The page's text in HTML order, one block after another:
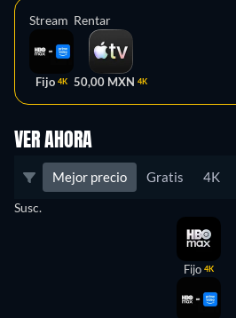
Stream
Fijo 4K
Rentar
50,00 MXN 4K
VER AHORA
Mejor precio Gratis 4K
Susc.
Fijo 4K